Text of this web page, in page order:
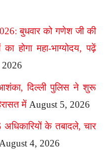
बुधवार को गणेश जी की
होगा महा-भाग्योदय, पढ़ें
दिल्ली पुलिस ने शुरू
में August 5, 2026
के तबादले, चार
4, 2026